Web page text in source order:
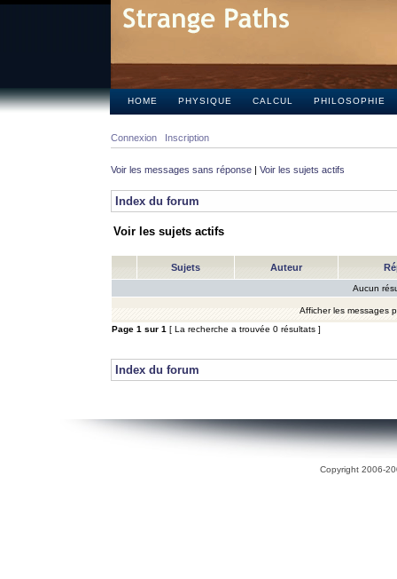
HOME PHYSIQUE CALCUL PHILOSOPHIE
Connexion Inscription
Voir les messages sans réponse | Voir les sujets actifs
Index du forum
Voir les sujets actifs
Sujets Auteur
Aucun
Afficher les messages
Page 1 sur 1 [ La recherche a trouvée 0 résultats ]
Index du forum
Copyright 2006-